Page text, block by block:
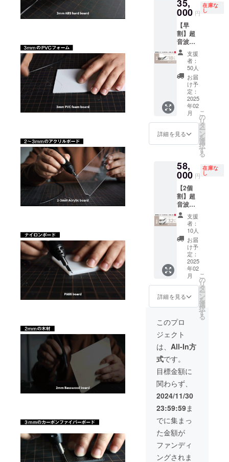
書発行
事業者
登録番
号の記
載のあ
るイン
ボイス
が必要
な場合
は、
CAMPF
IREメッ
セージ
にて実
行者に
問合せ
くださ
ターン
の金額
はすべ
て税・
送料込
みの価
格で
す。
材の供
給状
況、製
造工程
上の都
合等に
より出
荷時期
が遅れ
る場合
があり
ます。
※適格
請求書
発行事
録番
号：あ
り （適
書発行
事業者
登録番
号の記
載のあ
るイン
ボイス
が必要
な場合
は、
CAMPF
IREメッ
セージ
にて実
行者に
問合せ
くださ
本リ
ターン
の金額
はすべ
て税・
送料込
みの価
格で
す。
売価格
が販売
予定価
格より
下がる
可能性
もござ
いま
す。 ※
デザイ
ン・仕
様は変
更にな
る可能
性もご
ざいま
す。ご
ご注文
状況、
使用部
材の供
給状
況、製
造工程
上の都
合等に
より出
荷時期
が遅れ
る場合
があり
ます。
請求書
発行事
録番
号：あ
り （適
格請求
事業者
登録番
号の記
載のあ
るイン
ボイス
が必要
な場合
は、
CAMPF
IREメッ
セージ
F］ ※記
載のリ
ターン
価格は
税・送
料込み
の金額
です。
※皆様の
ご支援
により
量産効
率が向
上した
場合、
正規販
格より
下がる
可能性
もござ
いま
す。 ※
デザイ
ン・仕
様は変
更にな
る可能
性もご
ざいま
す。ご
了承く
ださ
い。 ※
使用部
給状
況、製
造工程
上の都
合等に
より出
荷時期
が遅れ
があり
ます。
※適格
請求書
発行事
業者登
録番
35,
000 円
在庫な
し
【早
割】超
音波
カッ
ター
「SLIC
ECHILL
CHILL
S1」×1
・完成
した製
品 × 1
点
［一般
販売予
定価格
円の
18%OF
F］ ※記
載のリ
ターン
価格は
税・送
料込み
の金額
です。
※皆様の
ご支援
により
量産効
率が向
上した
場合、
が販売
予定価
格より
下がる
可能性
もござ
いま
す。 ※
デザイ
ン・仕
様は変
更にな
る可能
性もご
ざいま
す。ご
了承く
ださ
支援
者：
50人
お届
け予
定：
2025
年02
月
詳細を見る
こ
の
リ
タ
ー
ン
を
選
択
す
る
58,
000 円
在庫な
し
【2個
割】超
音波
カッ
ター
「SLIC
ECHILL
CHILL
S1」×2
・完成
した製
品 × 2点
［一般
販売予
定価格
85,600
円の
32%OF
F］ ※記
載のリ
ターン
価格は
税・送
料込み
の金額
です。
※皆様の
ご支援
により
量産効
率が向
上した
場合、
正規販
支援
者：
10人
お届
け予
定：
2025
年02
月
詳細を見る
こ
の
リ
タ
ー
ン
を
選
択
す
る
このプロ
ジェクト
は、 All-In方
式です。
目標金額に
関わらず、
2024/11/30
23:59:59ま
でに集まっ
た金額が
ファンディ
ングされま